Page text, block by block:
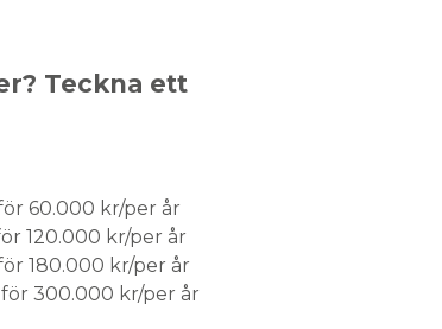
Teckna ett
60.000 kr/per år
120.000 kr/per år
180.000 kr/per år
300.000 kr/per år